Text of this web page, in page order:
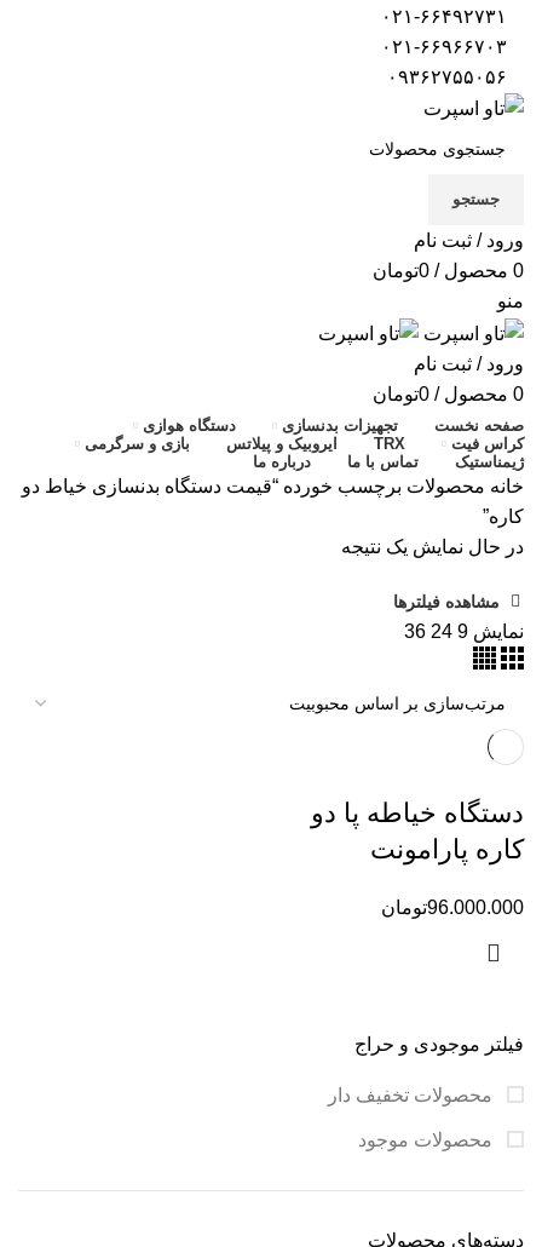
جستجو
ورود / ثبت نام
0 محصول / تومان0
منو
ورود / ثبت نام
0 محصول / تومان0
صفحه نخست تجهیزات بدنسازی
دستگاه هوازی
کراس فیت
TRX ایروبیک و پیلاتس
بازی و سرگرمی
ژیمناستیک
تماس با ما درباره ما
فیلتر موجودی و حراج
محصولات تخفیف دار
محصولات موجود
دسته‌های محصولات
خانه محصولات برچسب خورده “قیمت دستگاه بدنسازی خیاط دو
کاره”
در حال نمایش یک نتیجه
مشاهده فیلترها
نمایش 9
24
36
دستگاه خیاطه پا دو
کاره پارامونت
تومان96.000.000